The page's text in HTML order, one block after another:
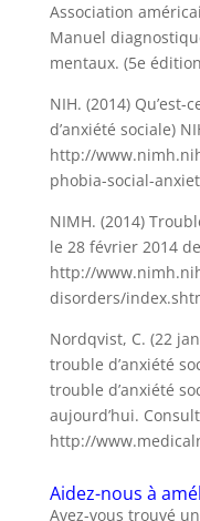
Association
Manuel
mentaux. (5e
NIH. (2014)
d’anxiété sociale)
http://
phobia-social-
NIMH. (2014)
le 28 février 2014 de
http://
disorders/
Nordqvist, C. (22
trouble d’anxiété
trouble d’anxiété
aujourd’hui.
http://
Aidez-nous à
Avez-vous trouvé